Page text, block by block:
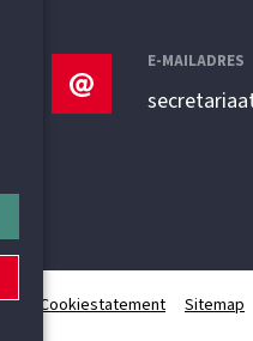
E-MAILADRES
Cookiestatement Sitemap